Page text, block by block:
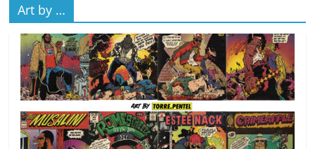
Art by …